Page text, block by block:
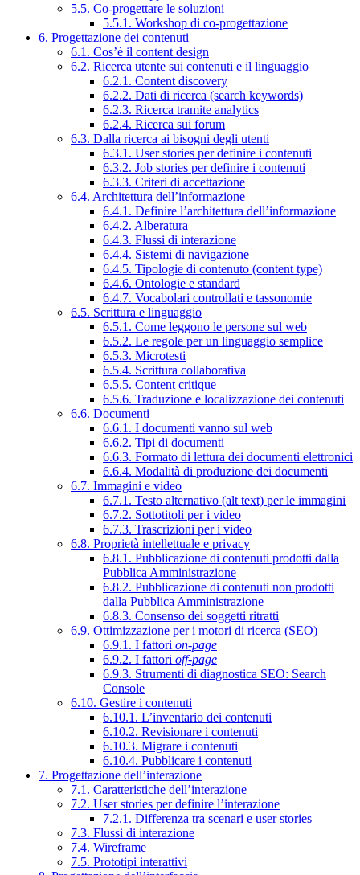
5.5. Co-progettare le soluzioni
5.5.1. Workshop di co-progettazione
6. Progettazione dei contenuti
6.1. Cos’è il content design
6.2. Ricerca utente sui contenuti e il linguaggio
6.2.1. Content discovery
6.2.2. Dati di ricerca (search keywords)
6.2.3. Ricerca tramite analytics
6.2.4. Ricerca sui forum
6.3. Dalla ricerca ai bisogni degli utenti
6.3.1. User stories per definire i contenuti
6.3.2. Job stories per definire i contenuti
6.3.3. Criteri di accettazione
6.4. Architettura dell’informazione
6.4.1. Definire l’architettura dell’informazione
6.4.2. Alberatura
6.4.3. Flussi di interazione
6.4.4. Sistemi di navigazione
6.4.5. Tipologie di contenuto (content type)
6.4.6. Ontologie e standard
6.4.7. Vocabolari controllati e tassonomie
6.5. Scrittura e linguaggio
6.5.1. Come leggono le persone sul web
6.5.2. Le regole per un linguaggio semplice
6.5.3. Microtesti
6.5.4. Scrittura collaborativa
6.5.5. Content critique
6.5.6. Traduzione e localizzazione dei contenuti
6.6. Documenti
6.6.1. I documenti vanno sul web
6.6.2. Tipi di documenti
6.6.3. Formato di lettura dei documenti elettronici
6.6.4. Modalità di produzione dei documenti
6.7. Immagini e video
6.7.1. Testo alternativo (alt text) per le immagini
6.7.2. Sottotitoli per i video
6.7.3. Trascrizioni per i video
6.8. Proprietà intellettuale e privacy
6.8.1. Pubblicazione di contenuti prodotti dalla
Pubblica Amministrazione
6.8.2. Pubblicazione di contenuti non prodotti
dalla Pubblica Amministrazione
6.8.3. Consenso dei soggetti ritratti
6.9. Ottimizzazione per i motori di ricerca (SEO)
6.9.1. I fattori on-page
6.9.2. I fattori off-page
6.9.3. Strumenti di diagnostica SEO: Search
Console
6.10. Gestire i contenuti
6.10.1. L’inventario dei contenuti
6.10.2. Revisionare i contenuti
6.10.3. Migrare i contenuti
6.10.4. Pubblicare i contenuti
7. Progettazione dell’interazione
7.1. Caratteristiche dell’interazione
7.2. User stories per definire l’interazione
7.2.1. Differenza tra scenari e user stories
7.3. Flussi di interazione
7.4. Wireframe
7.5. Prototipi interattivi